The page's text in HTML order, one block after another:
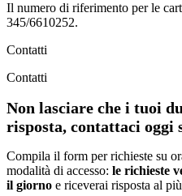
Il numero di riferimento per le
345/6610252.
Contatti
Contatti
Non lasciare che i tuoi
risposta, contattaci oggi
Compila il form per richieste su
modalità di accesso: le richieste
il giorno e riceverai risposta al